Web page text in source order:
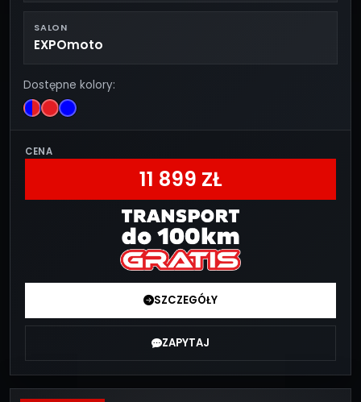
SALON
EXPOmoto
Dostępne kolory:
CENA
11 899 ZŁ
SZCZEGÓŁY
ZAPYTAJ